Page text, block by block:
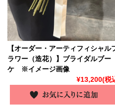
【オーダー・アーティフィシャル
ラワー（造花）】ブライダルブー
ケ ※イメージ画像
¥13,200(税